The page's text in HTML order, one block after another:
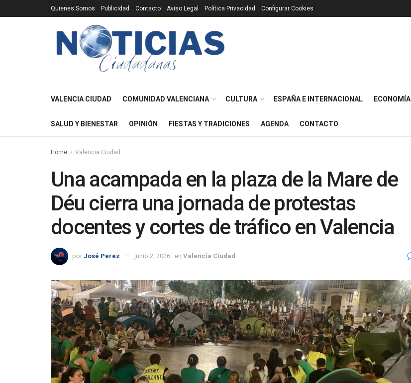
Quienes Somos Publicidad Contacto Aviso Legal Política Privacidad Configurar Cookies
VALENCIA CIUDAD COMUNIDAD VALENCIANA CULTURA ESPAÑA E INTERNACIONAL ECONOMÍA
SALUD Y BIENESTAR OPINIÓN FIESTAS Y TRADICIONES AGENDA CONTACTO
Home Valencia Ciudad
Una acampada en la plaza de la Mare de
Déu cierra una jornada de protestas
docentes y cortes de tráfico en Valencia
por José Perez junio 2, 2026 en Valencia Ciudad